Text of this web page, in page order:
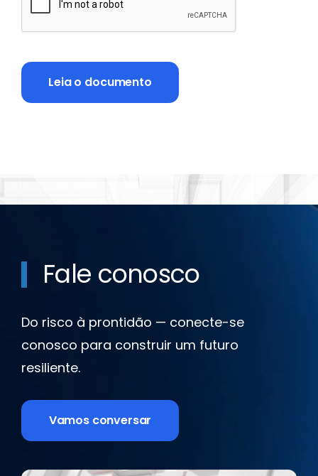
Leia o documento
Fale conosco
Do risco à prontidão — conecte-se
conosco para construir um futuro
resiliente.
Vamos conversar